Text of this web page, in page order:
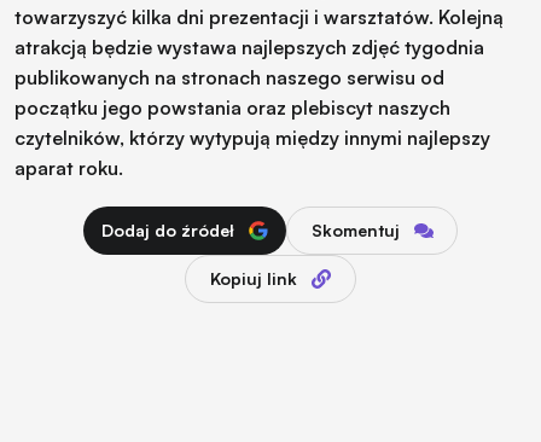
towarzyszyć kilka dni prezentacji i warsztatów. Kolejną
atrakcją będzie wystawa najlepszych zdjęć tygodnia
publikowanych na stronach naszego serwisu od
początku jego powstania oraz plebiscyt naszych
czytelników, którzy wytypują między innymi najlepszy
aparat roku.
Dodaj do źródeł Skomentuj
Kopiuj link